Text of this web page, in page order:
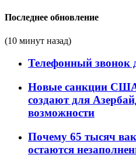
Последнее обновление
(10 минут назад)
Телефонный звонок
Новые санкции США
создают для
возможности
Почему 65 тысяч
остаются